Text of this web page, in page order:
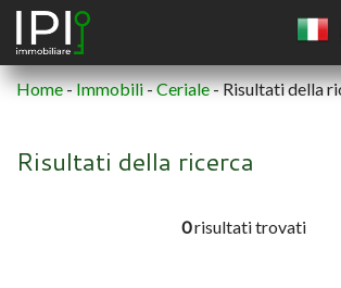
Home-Immobili-Ceriale-Risultati della
Risultati della ricerca
0risultati trovati